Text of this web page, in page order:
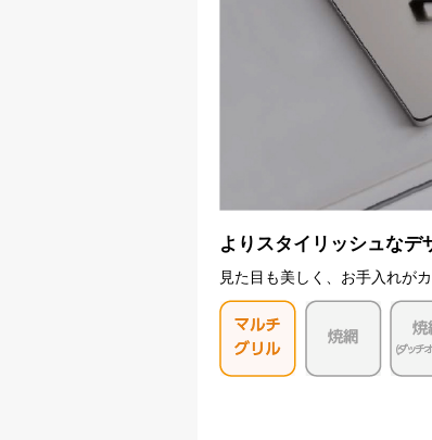
よりスタイリッシュなデ
見た目も美しく、お手入れが